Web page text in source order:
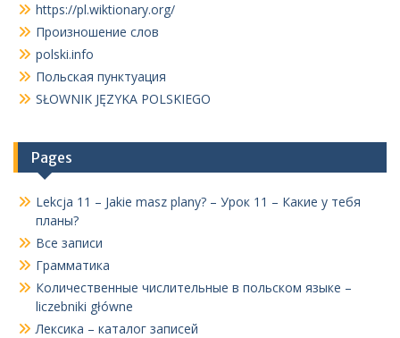
https://pl.wiktionary.org/
Произношение слов
polski.info
Польская пунктуация
SŁOWNIK JĘZYKA POLSKIEGO
Pages
Lekcja 11 – Jakie masz plany? – Урок 11 – Какие у тебя
планы?
Все записи
Грамматика
Количественные числительные в польском языке –
liczebniki główne
Лексика – каталог записей